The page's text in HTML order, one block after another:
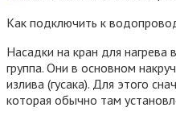
Как подключить к
Насадки на кран для
группа. Они в основном
излива (гусака). Для этого
которая обычно там